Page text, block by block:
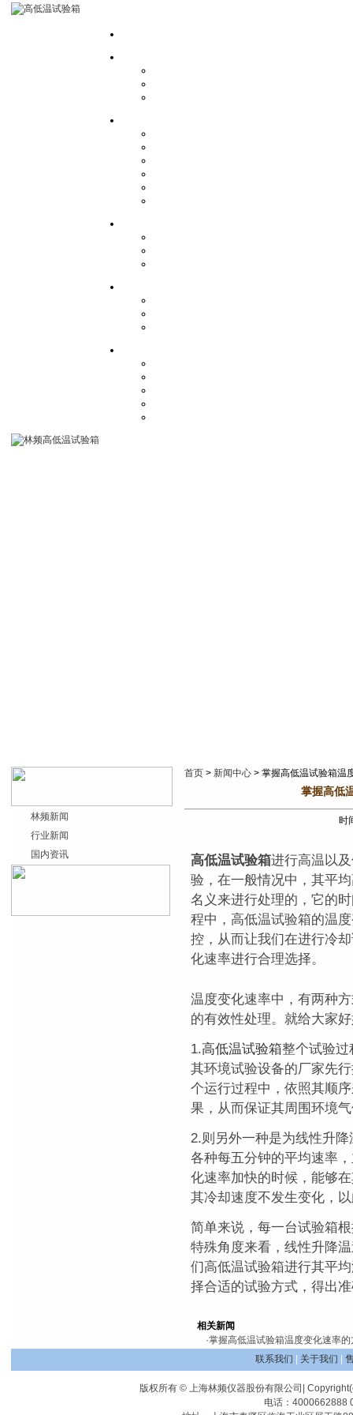
林频新闻
行业新闻
国内资讯
首页 > 新闻中心 > 掌握高低温试验箱温
掌握高低
时
高低温试验箱进行高温以
验，在一般情况中，其平
名义来进行处理的，它的
程中，高低温试验箱的温
控，从而让我们在进行冷
化速率进行合理选择。
温度变化速率中，有两种
的有效性处理。就给大家
1.高低温试验箱整个试验过
其环境试验设备的厂家先
个运行过程中，依照其顺
果，从而保证其周围环境
2.则另外一种是为线性升
各种每五分钟的平均速率
化速率加快的时候，能够
其冷却速度不发生变化，
简单来说，每一台试验箱
特殊角度来看，线性升降
们高低温试验箱进行其平
择合适的试验方式，得出
相关新闻
·掌握高低温试验箱温度变化速率的
联系我们
关于我们
版权所有 © 上海林频仪器股份有限公司|
电话：4000662888